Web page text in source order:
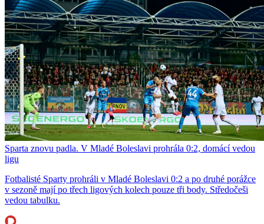
Sparta znovu padla. V Mladé Boleslavi prohrála 0:2, domácí vedou
ligu
Fotbalisté Sparty prohráli v Mladé Boleslavi 0:2 a po druhé porážce
v sezoně mají po třech ligových kolech pouze tři body. Středočeši
vedou tabulku.